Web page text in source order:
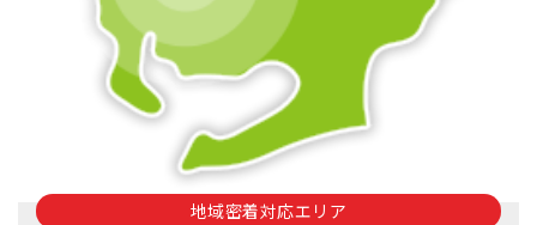
地域密着対応エリア